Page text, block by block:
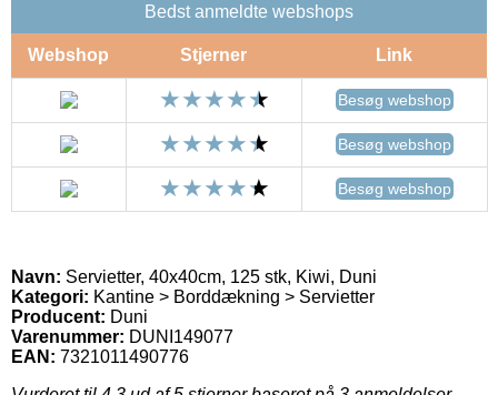
Bedst anmeldte webshops
Webshop Stjerner Link
Besøg webshop
Besøg webshop
Besøg webshop
Navn: Servietter, 40x40cm, 125 stk, Kiwi, Duni
Kategori: Kantine > Borddækning > Servietter
Producent: Duni
Varenummer: DUNI149077
EAN: 7321011490776